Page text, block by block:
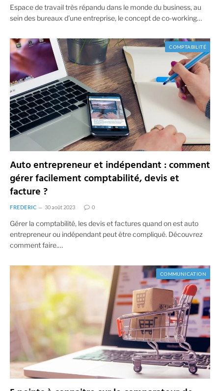
Espace de travail très répandu dans le monde du business, au
sein des bureaux d’une entreprise, le concept de co-working…
COMPTABILITÉ
Auto entrepreneur et indépendant : comment
gérer facilement comptabilité, devis et
facture ?
FREDERIC 30 août 2023 0
Gérer la comptabilité, les devis et factures quand on est auto
entrepreneur ou indépendant peut être compliqué. Découvrez
comment faire.…
COMMUNICATION